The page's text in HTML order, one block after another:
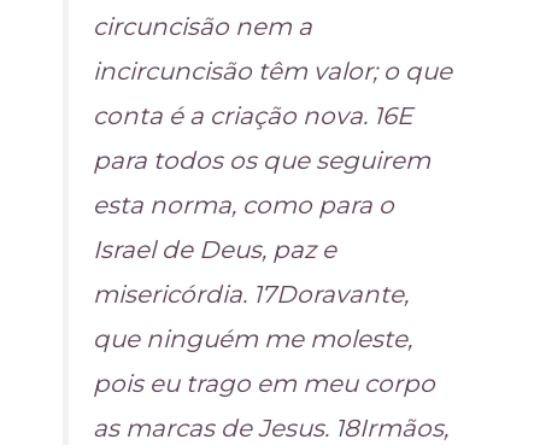
circuncisão nem a
incircuncisão têm valor; o que
conta é a criação nova. 16E
para todos os que seguirem
esta norma, como para o
Israel de Deus, paz e
misericórdia. 17Doravante,
que ninguém me moleste,
pois eu trago em meu corpo
as marcas de Jesus. 18Irmãos,